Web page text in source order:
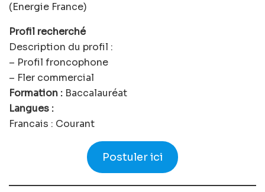
(Energie France)
Profil recherché
Description du profil :
– Profil froncophone
– Fler commercial
Formation : Baccalauréat
Langues :
Francais : Courant
Postuler ici